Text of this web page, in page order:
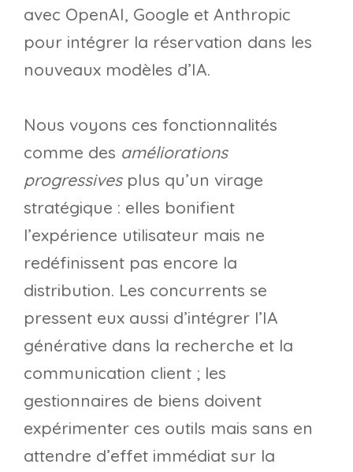
avec OpenAI, Google et Anthropic
pour intégrer la réservation dans les
nouveaux modèles d’IA.
Nous voyons ces fonctionnalités
comme des améliorations
progressivesplus qu’un virage
stratégique : elles bonifient
l’expérience utilisateur mais ne
redéfinissent pas encore la
distribution. Les concurrents se
pressent eux aussi d’intégrer l’IA
générative dans la recherche et la
communication client ; les
gestionnaires de biens doivent
expérimenter ces outils mais sans en
attendre d’effet immédiat sur la